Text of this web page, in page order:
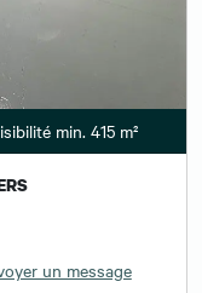
min. 415 m²
un message